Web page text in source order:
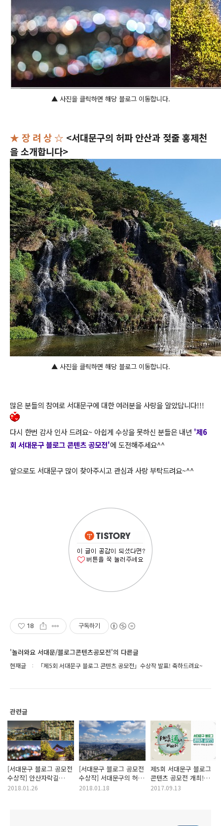
▲ 사진을 클릭하면 해당 블로그 이동합니다.
★ 장 려 상 ☆ <서대문구의 허파 안산과 젖줄 홍제천
을 소개합니다>
▲ 사진을 클릭하면 해당 블로그 이동합니다.
많은 분들의 참여로 서대문구에 대한 여러분을 사랑을 알았답니다!!!
다시 한번 감사 인사 드려요~ 아쉽게 수상을 못하신 분들은 내년 '제6
회 서대문구 블로그 콘텐츠 공모전'에 도전해주세요^^
앞으로도 서대문구 많이 찾아주시고 관심과 사랑 부탁드려요~^^
18 구독하기
'놀러와요 서대문/블로그콘텐츠공모전'의 다른글
현재글 「제5회 서대문구 블로그 콘텐츠 공모전」수상작 발표! 축하드려요~
관련글
[서대문구 블로그 공모전
수상작] 안산자락길
사진여행
2018.01.26
[서대문구 블로그 공모전
수상작] 서대문구의 허파
안산과 서대문구의 젖줄
2018.01.18
제5회 서대문구 블로그
콘텐츠 공모전 개최!
매력부자 서대문을
2017.09.13